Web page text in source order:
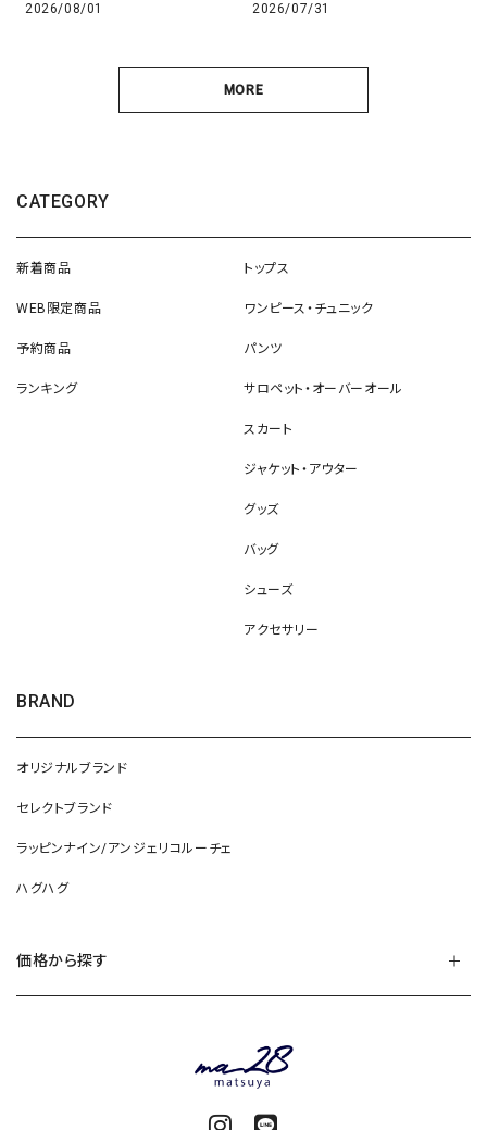
2026/08/01 2026/07/31
MORE
CATEGORY
新着商品
WEB限定商品
予約商品
ランキング
トップス
ワンピース・チュニック
パンツ
サロペット・オーバーオール
スカート
ジャケット・アウター
グッズ
バッグ
シューズ
アクセサリー
BRAND
オリジナルブランド
セレクトブランド
ラッピンナイン/アンジェリコルーチェ
ハグハグ
価格から探す